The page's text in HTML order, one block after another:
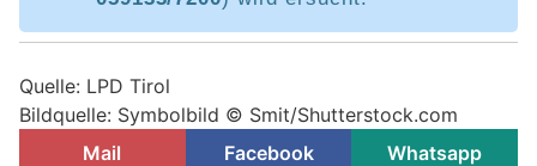
Quelle: LPD Tirol
Bildquelle: Symbolbild © Smit/Shutterstock.com
Mail
Facebook Whatsapp